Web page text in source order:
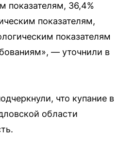
показателям, 36,4%
показателям,
показателям
— уточнили в
что купание в
области